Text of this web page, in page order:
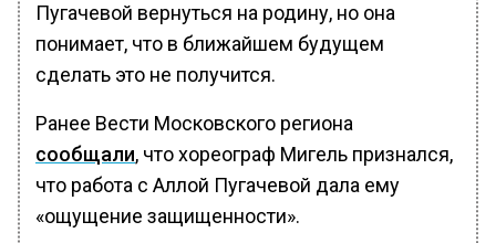
Пугачевой вернуться на родину, но она
понимает, что в ближайшем будущем
сделать это не получится.
Ранее Вести Московского региона
сообщали, что хореограф Мигель признался,
что работа с Аллой Пугачевой дала ему
«ощущение защищенности».